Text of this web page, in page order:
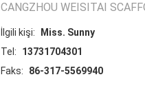
CANGZHOU WEISITAI
İlgili kişi:
Miss. Sunny
Tel:
13731704301
Faks:
86-317-5569940